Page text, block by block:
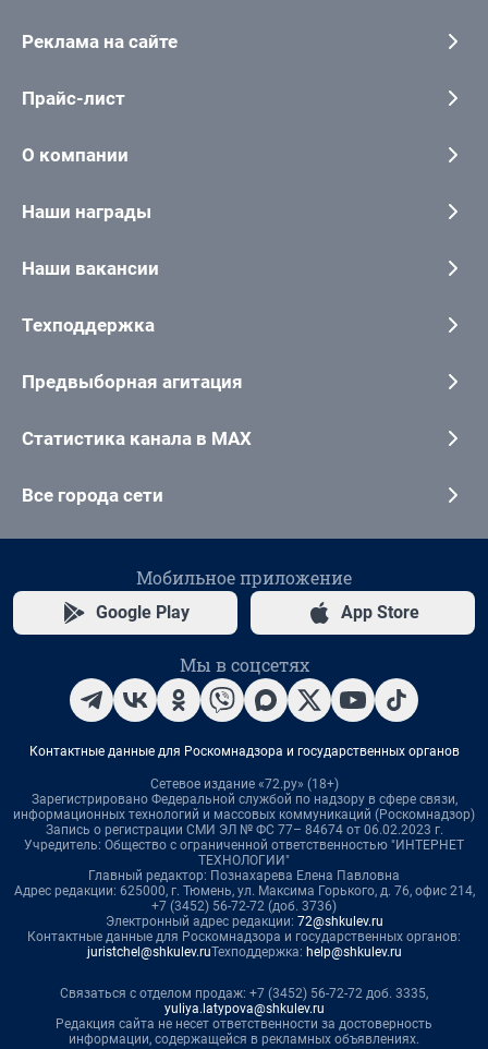
Реклама на сайте
Прайс-лист
О компании
Наши награды
Наши вакансии
Техподдержка
Предвыборная агитация
Статистика канала в MAX
Все города сети
Мобильное приложение
Google Play App Store
Мы в соцсетях
Контактные данные для Роскомнадзора и государственных органов
Сетевое издание «72.ру» (18+)
Зарегистрировано Федеральной службой по надзору в сфере связи,
информационных технологий и массовых коммуникаций (Роскомнадзор)
Запись о регистрации СМИ ЭЛ № ФС 77– 84674 от 06.02.2023 г.
Учредитель: Общество с ограниченной ответственностью "ИНТЕРНЕТ
ТЕХНОЛОГИИ"
Главный редактор: Познахарева Елена Павловна
Адрес редакции: 625000, г. Тюмень, ул. Максима Горького, д. 76, офис 214,
+7 (3452) 56-72-72 (доб. 3736)
Электронный адрес редакции: 72@shkulev.ru
Контактные данные для Роскомнадзора и государственных органов:
juristchel@shkulev.ruТехподдержка: help@shkulev.ru
Связаться с отделом продаж: +7 (3452) 56-72-72 доб. 3335,
yuliya.latypova@shkulev.ru
Редакция сайта не несет ответственности за достоверность
информации, содержащейся в рекламных объявлениях.